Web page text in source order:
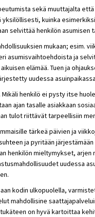
sekä muuttajalta että
kuinka
selvittää henkilön asumisen
mukaan; esim.
asumisvaihtoehdoista ja
elämää. Tuen ja
uudessa
henkilö ei pysty itse
ajan tasalle asiakkaan
tulot riittävät tarpeellisiin
tärkeä päivien ja
ja pyritään
henkilön mieltymykset, arjen
uudessa
kodin ulkopuolella,
mahdollisine
on hyvä kartoittaa